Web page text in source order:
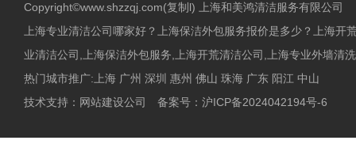
Copyright©www.shzzqj.com(复制l) 上海和美鸿清洁服务有限公司
上海专业清洁公司哪家好？上海保洁外包服务报价是多少？上海
业清洁公司,上海保洁外包服务,上海开荒清洁公司,上海专业外墙清
热门城市推广: 上海 广州 深圳 惠州 佛山 珠海 广东 阳江 中山
技术支持： 网站建设公司 备案号： 沪ICP备2024042194号-6